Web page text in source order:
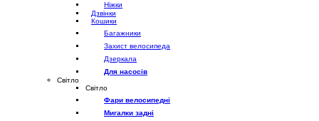
Ніжки
Дзвінки
Кошики
Багажники
Захист велосипеда
Дзеркала
Для насосів
Світло
Світло
Фари велосипедні
Мигалки задні